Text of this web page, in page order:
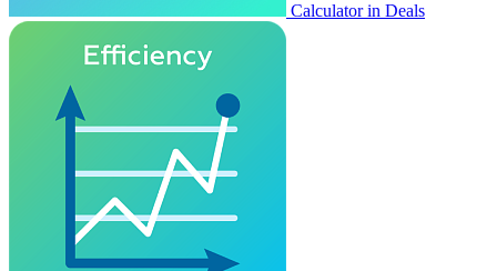
Calculator in Deals